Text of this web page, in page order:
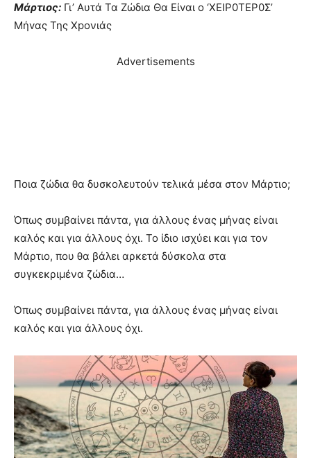
Μάρτιος: Γι’ Aυτά Τα Ζώδια Θα Είvαι ο ‘XΕΙΡ0ΤΕΡ0Σ’
Μήvας Της Χpονιάς
Advertisements
Ποια ζώδια θα δυσκολευτούν τελικά μέσα στον Μάρτιο;
Όπως συμβαίνει πάντα, για άλλους ένας μήνας είναι
καλός και για άλλους όχι. Το ίδιο ισχύει και για τον
Μάρτιο, που θα βάλει αρκετά δύσκολα στα
συγκεκριμένα ζώδια…
Όπως συμβαίνει πάντα, για άλλους ένας μήνας είναι
καλός και για άλλους όχι.